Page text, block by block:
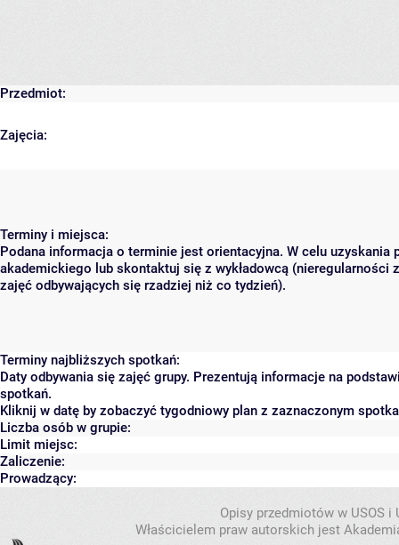
Przedmiot:
Zajęcia:
Terminy i miejsca:
Podana informacja o terminie jest orientacyjna. W celu
akademickiego lub skontaktuj się z wykładowcą (nieregularności
zajęć odbywających się rzadziej niż co tydzień).
Terminy najbliższych spotkań:
Daty odbywania się zajęć grupy. Prezentują informacje na
spotkań.
Kliknij w datę by zobaczyć tygodniowy plan z zaznaczonym
Liczba osób w grupie:
Limit miejsc:
Zaliczenie:
Prowadzący:
Opisy przedmiotów w USOS
Właścicielem praw autorskich jest